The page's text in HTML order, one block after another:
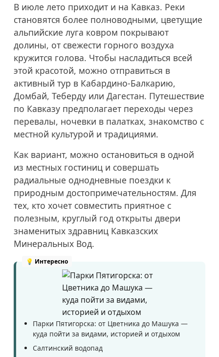
В июле лето приходит и на Кавказ. Реки
становятся более полноводными, цветущие
альпийские луга ковром покрывают
долины, от свежести горного воздуха
кружится голова. Чтобы насладиться всей
этой красотой, можно отправиться в
активный тур в Кабардино-Балкарию,
Домбай, Теберду или Дагестан. Путешествие
по Кавказу предполагает переходы через
перевалы, ночевки в палатках, знакомство с
местной культурой и традициями.
Как вариант, можно остановиться в одной
из местных гостиниц и совершать
радиальные однодневные поездки к
природным достопримечательностям. Для
тех, кто хочет совместить приятное с
полезным, круглый год открыты двери
знаменитых здравниц Кавказских
Минеральных Вод.
Парки Пятигорска: от Цветника до Машука —
куда пойти за видами, историей и отдыхом
Салтинский водопад